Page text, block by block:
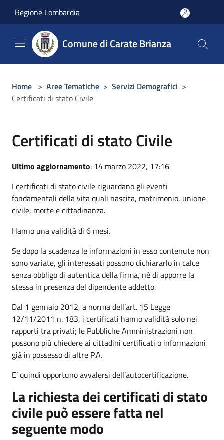
Regione Lombardia
Comune di Carate Brianza
Home > Aree Tematiche > Servizi Demografici >
Certificati di stato Civile
Certificati di stato Civile
Ultimo aggiornamento: 14 marzo 2022, 17:16
I certificati di stato civile riguardano gli eventi
fondamentali della vita quali nascita, matrimonio, unione
civile, morte e cittadinanza.
Hanno una validità di 6 mesi.
Se dopo la scadenza le informazioni in esso contenute non
sono variate, gli interessati possono dichiararlo in calce
senza obbligo di autentica della firma, né di apporre la
stessa in presenza del dipendente addetto.
Dal 1 gennaio 2012, a norma dell’art. 15 Legge
12/11/2011 n. 183, i certificati hanno validità solo nei
rapporti tra privati; le Pubbliche Amministrazioni non
possono più chiedere ai cittadini certificati o informazioni
già in possesso di altre P.A.
E’ quindi opportuno avvalersi dell’autocertificazione.
La richiesta dei certificati di stato
civile può essere fatta nel
seguente modo